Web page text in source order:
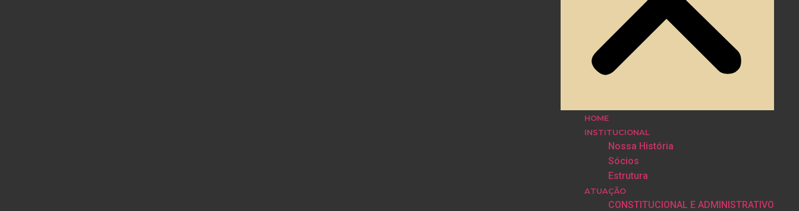
HOME
INSTITUCIONAL
Nossa História
Sócios
Estrutura
ATUAÇÃO
CONSTITUCIONAL E ADMINISTRATIVO